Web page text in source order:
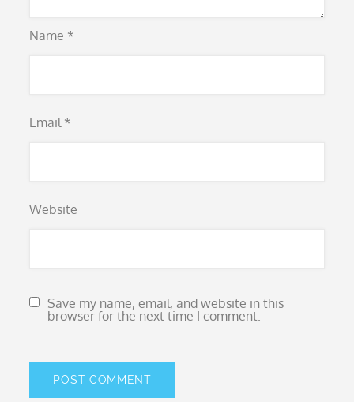
Name *
Email *
Website
Save my name, email, and website in this
browser for the next time I comment.